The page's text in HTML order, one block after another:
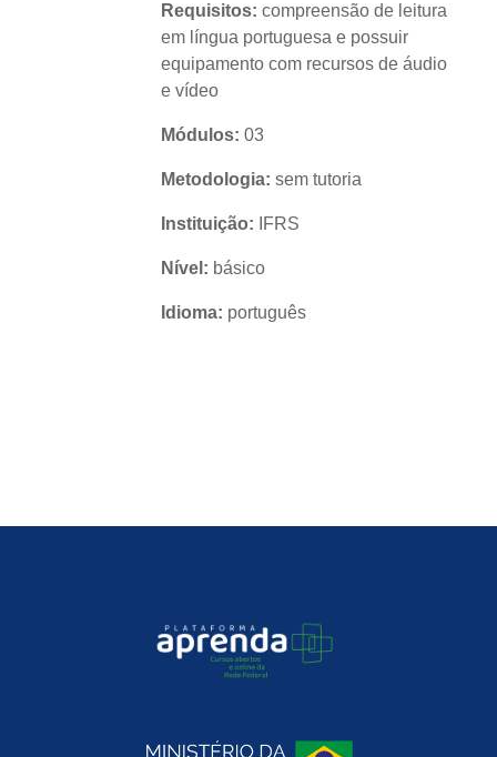
Requisitos: compreensão de leitura
em língua portuguesa e possuir
equipamento com recursos de áudio
e vídeo
Módulos: 03
Metodologia: sem tutoria
Instituição: IFRS
Nível: básico
Idioma: português